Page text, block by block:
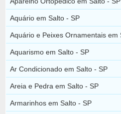
Aquário em Salto - SP
Aquário e Peixes Ornamentais em
Aquarismo em Salto - SP
Ar Condicionado em Salto - SP
Areia e Pedra em Salto - SP
Armarinhos em Salto - SP